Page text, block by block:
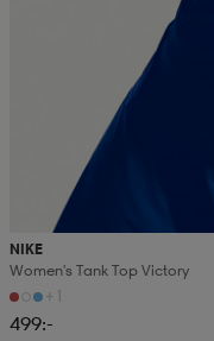
NIKE
Women's Tank Top Victory
+1
499:-